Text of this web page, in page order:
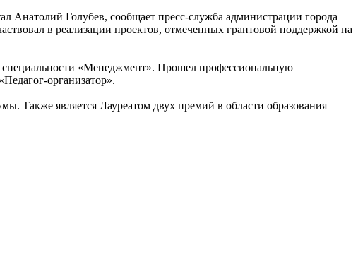
Анатолий Голубев, сообщает пресс-служба администрации города
в реализации проектов, отмеченных грантовой поддержкой на
специальности «Менеджмент». Прошел профессиональную
организатор».
Также является Лауреатом двух премий в области образования